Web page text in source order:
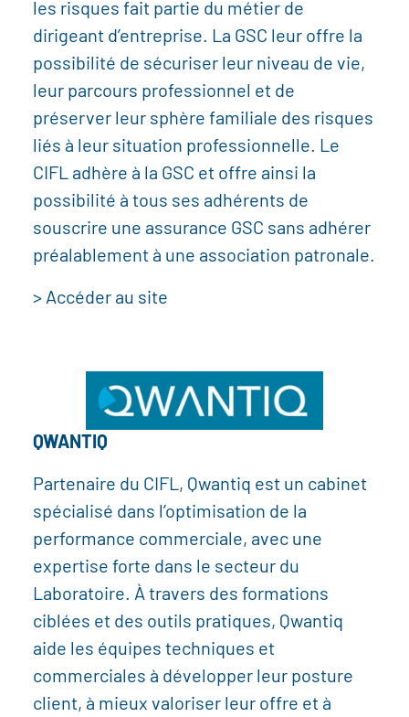
les risques fait partie du métier de
dirigeant d’entreprise. La GSC leur offre la
possibilité de sécuriser leur niveau de vie,
leur parcours professionnel et de
préserver leur sphère familiale des risques
liés à leur situation professionnelle. Le
CIFL adhère à la GSC et offre ainsi la
possibilité à tous ses adhérents de
souscrire une assurance GSC sans adhérer
préalablement à une association patronale.
> Accéder au site
QWANTIQ
Partenaire du CIFL, Qwantiq est un cabinet
spécialisé dans l’optimisation de la
performance commerciale, avec une
expertise forte dans le secteur du
Laboratoire. À travers des formations
ciblées et des outils pratiques, Qwantiq
aide les équipes techniques et
commerciales à développer leur posture
client, à mieux valoriser leur offre et à